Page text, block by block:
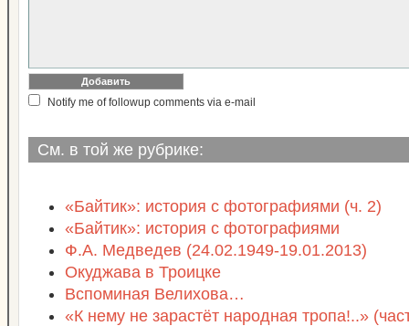
Notify me of followup comments via e-mail
См. в той же рубрике:
«Байтик»: история с фотографиями (ч. 2)
«Байтик»: история с фотографиями
Ф.А. Медведев (24.02.1949-19.01.2013)
Окуджава в Троицке
Вспоминая Велихова…
«К нему не зарастёт народная тропа!..»